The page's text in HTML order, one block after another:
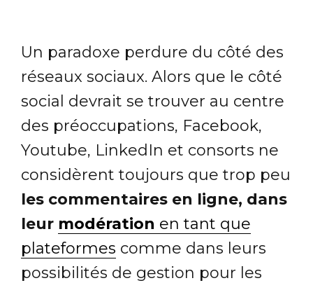
Un paradoxe perdure du côté des
réseaux sociaux. Alors que le côté
social devrait se trouver au centre
des préoccupations, Facebook,
Youtube, LinkedIn et consorts ne
considèrent toujours que trop peu
les commentaires en ligne, dans
leur modération en tant que
plateformes comme dans leurs
possibilités de gestion pour les